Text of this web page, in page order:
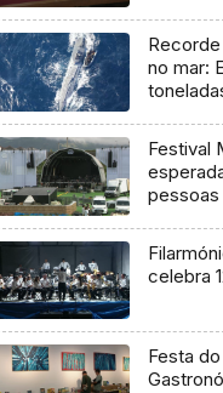
no mar:
Festival
pessoas
celebra
Festa